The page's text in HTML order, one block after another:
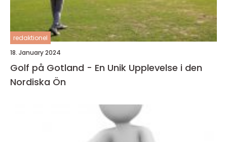
redaktionel
18. January 2024
Golf på Gotland - En Unik Upplevelse i den
Nordiska Ön